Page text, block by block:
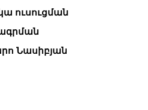
ուսուցման
Նասիբյան